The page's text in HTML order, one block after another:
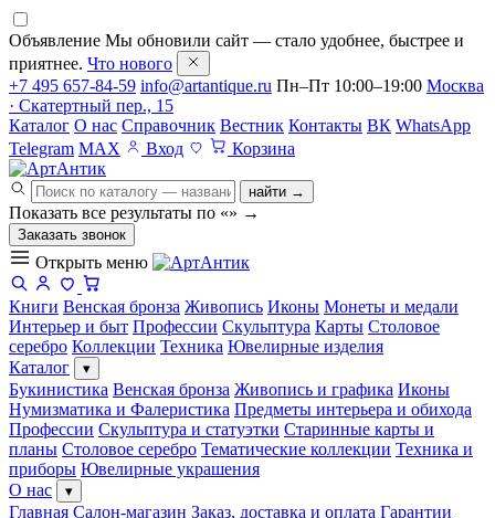
Объявление Мы обновили сайт — стало удобнее, быстрее и
приятнее. Что нового
+7 495 657-84-59 info@artantique.ru Пн–Пт 10:00–19:00 Москва
· Скатертный пер., 15
Каталог О нас Справочник Вестник Контакты ВК WhatsApp
Telegram MAX Вход Корзина
найти →
Показать все результаты по «» →
Заказать звонок
Открыть меню
Книги Венская бронза Живопись Иконы Монеты и медали
Интерьер и быт Профессии Скульптура Карты Столовое
серебро Коллекции Техника Ювелирные изделия
Каталог
▾
Букинистика Венская бронза Живопись и графика Иконы
Нумизматика и Фалеристика Предметы интерьера и обихода
Профессии Скульптура и статуэтки Старинные карты и
планы Столовое серебро Тематические коллекции Техника и
приборы Ювелирные украшения
О нас
▾
Главная Салон-магазин Заказ, доставка и оплата Гарантии